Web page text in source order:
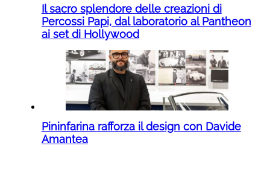
Il sacro splendore delle creazioni di
Percossi Papi, dal laboratorio al Pantheon
ai set di Hollywood
Pininfarina rafforza il design con Davide
Amantea